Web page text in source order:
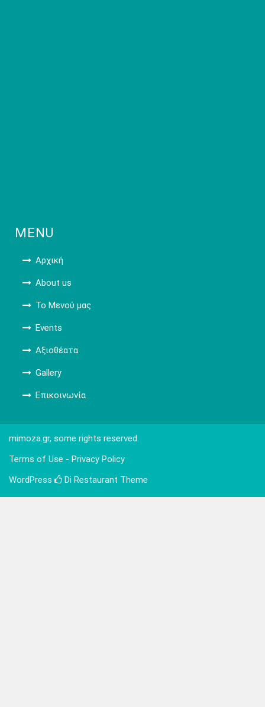
MENU
Αρχική
About us
Το Μενού μας
Events
Αξιοθέατα
Gallery
Επικοινωνία
mimoza.gr, some rights reserved.
Terms of Use - Privacy Policy
WordPress
Di Restaurant Theme